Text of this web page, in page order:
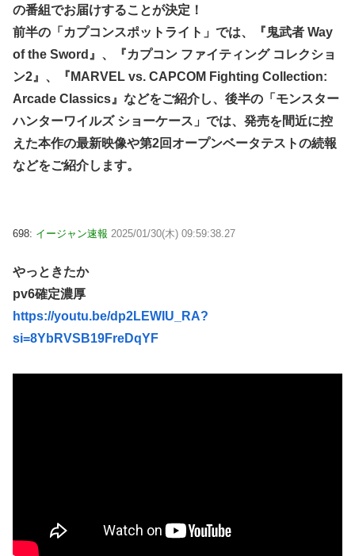
の番組でお届けすることが決定！
前半の「カプコンスポットライト」では、『鬼武者 Way
of the Sword』、『カプコン ファイティング コレクショ
ン2』、『MARVEL vs. CAPCOM Fighting Collection:
Arcade Classics』などをご紹介し、後半の「モンスター
ハンターワイルズ ショーケース」では、発売を間近に控
えた本作の最新映像や第2回オープンベータテストの続報
などをご紹介します。
698: イージャン速報 2025/01/30(木) 09:59:38.27
やっときたか
pv6確定濃厚
https://youtu.be/dp2LEWIU_RA?
si=8YbRVSB19FreDqYF